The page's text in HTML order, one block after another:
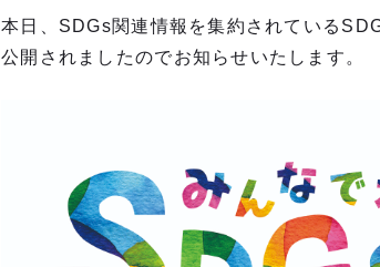
本日、SDGs関連情報を集約されている
公開されましたのでお知らせいたします。